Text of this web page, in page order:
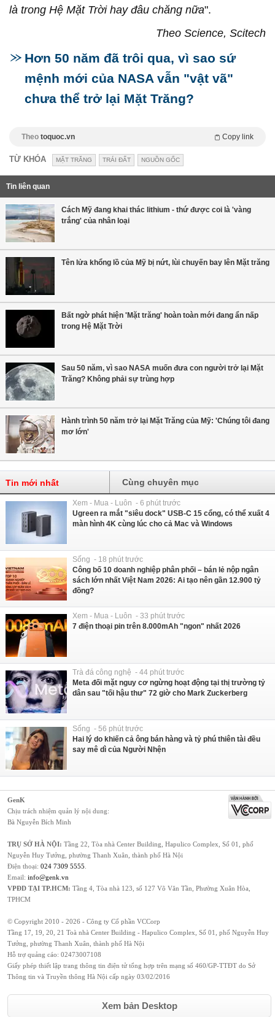
là trong Hệ Mặt Trời hay đâu chăng nữa".
Theo Science, Scitech
Hơn 50 năm đã trôi qua, vì sao sứ
mệnh mới của NASA vẫn "vật vã"
chưa thể trở lại Mặt Trăng?
Theo toquoc.vn Copy link
TỪ KHÓA MẶT TRĂNG TRÁI ĐẤT NGUỒN GỐC
Tin liên quan
Cách Mỹ đang khai thác lithium - thứ được coi là 'vàng
trắng' của nhân loại
Tên lửa khổng lồ của Mỹ bị nứt, lùi chuyến bay lên Mặt trăng
Bất ngờ phát hiện 'Mặt trăng' hoàn toàn mới đang ẩn nấp
trong Hệ Mặt Trời
Sau 50 năm, vì sao NASA muốn đưa con người trở lại Mặt
Trăng? Không phải sự trùng hợp
Hành trình 50 năm trở lại Mặt Trăng của Mỹ: 'Chúng tôi đang
mơ lớn'
Tin mới nhất Cùng chuyên mục
Xem - Mua - Luôn - 6 phút trước
Ugreen ra mắt "siêu dock" USB-C 15 cổng, có thể xuất 4
màn hình 4K cùng lúc cho cả Mac và Windows
Sống - 18 phút trước
Công bố 10 doanh nghiệp phân phối – bán lẻ nộp ngân
sách lớn nhất Việt Nam 2026: Ai tạo nên gần 12.900 tỷ
đồng?
Xem - Mua - Luôn - 33 phút trước
7 điện thoại pin trên 8.000mAh "ngon" nhất 2026
Trà đá công nghệ - 44 phút trước
Meta đối mặt nguy cơ ngừng hoạt động tại thị trường tỷ
dân sau "tối hậu thư" 72 giờ cho Mark Zuckerberg
Sống - 56 phút trước
Hai lý do khiến cả ông bán hàng và tỷ phú thiên tài đều
say mê dì của Người Nhện
GenK
Chịu trách nhiệm quản lý nội dung:
Bà Nguyễn Bích Minh
TRỤ SỞ HÀ NỘI: Tầng 22, Tòa nhà Center Building, Hapulico Complex, Số 01, phố
Nguyễn Huy Tưởng, phường Thanh Xuân, thành phố Hà Nội
Điện thoại: 024 7309 5555
Email: info@genk.vn
VPĐD TẠI TP.HCM: Tầng 4, Tòa nhà 123, số 127 Võ Văn Tần, Phường Xuân Hòa,
TPHCM
© Copyright 2010 - 2026 - Công ty Cổ phần VCCorp
Tầng 17, 19, 20, 21 Toà nhà Center Building - Hapulico Complex, Số 01, phố Nguyễn Huy
Tưởng, phường Thanh Xuân, thành phố Hà Nội
Hỗ trợ quảng cáo: 02473007108
Giấy phép thiết lập trang thông tin điện tử tổng hợp trên mạng số 460/GP-TTĐT do Sở
Thông tin và Truyền thông Hà Nội cấp ngày 03/02/2016
Xem bản Desktop